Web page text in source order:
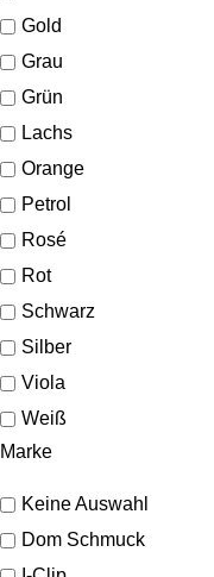
Gold
Grau
Grün
Lachs
Orange
Petrol
Rosé
Rot
Schwarz
Silber
Viola
Weiß
Marke
Keine Auswahl
Dom Schmuck